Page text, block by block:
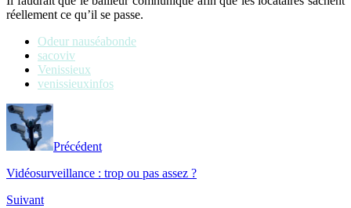
réellement ce qu’il se passe.
Odeur nauséabonde
sacoviv
Venissieux
venissieuxinfos
Précédent
Vidéosurveillance : trop ou pas assez ?
Suivant